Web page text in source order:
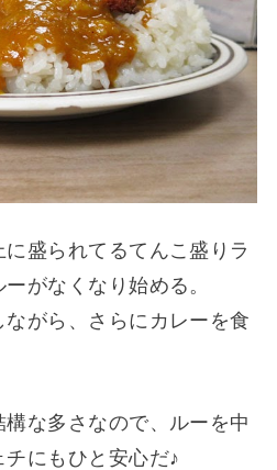
盛られてるてんこ盛りラ
がなくなり始める。
がら、さらにカレーを食
な多さなので、ルーを中
にもひと安心だ♪